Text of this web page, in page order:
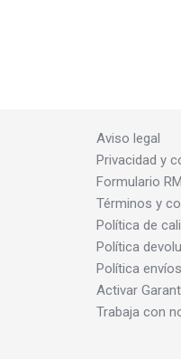
Aviso legal
Privacidad y
Formulario
Términos y
Política de
Política
Política
Activar
Trabaja con